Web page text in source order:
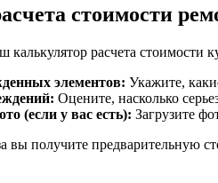
стоимости
калькулятор расчета стоимости
элементов: Укажите,
Оцените, насколько
(если у вас есть): Загрузите
вы получите предварительную